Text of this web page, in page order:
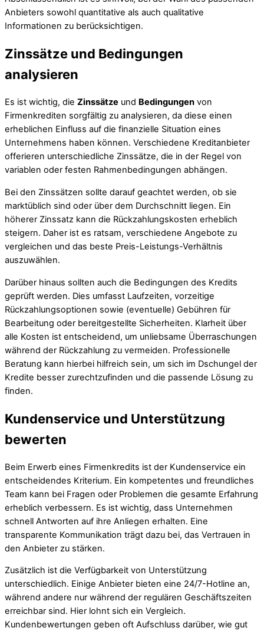
Anbieters sowohl quantitative als auch qualitative
Informationen zu berücksichtigen.
Zinssätze und Bedingungen
analysieren
Es ist wichtig, die Zinssätze und Bedingungen von
Firmenkrediten sorgfältig zu analysieren, da diese einen
erheblichen Einfluss auf die finanzielle Situation eines
Unternehmens haben können. Verschiedene Kreditanbieter
offerieren unterschiedliche Zinssätze, die in der Regel von
variablen oder festen Rahmenbedingungen abhängen.
Bei den Zinssätzen sollte darauf geachtet werden, ob sie
marktüblich sind oder über dem Durchschnitt liegen. Ein
höherer Zinssatz kann die Rückzahlungskosten erheblich
steigern. Daher ist es ratsam, verschiedene Angebote zu
vergleichen und das beste Preis-Leistungs-Verhältnis
auszuwählen.
Darüber hinaus sollten auch die Bedingungen des Kredits
geprüft werden. Dies umfasst Laufzeiten, vorzeitige
Rückzahlungsoptionen sowie (eventuelle) Gebühren für
Bearbeitung oder bereitgestellte Sicherheiten. Klarheit über
alle Kosten ist entscheidend, um unliebsame Überraschungen
während der Rückzahlung zu vermeiden. Professionelle
Beratung kann hierbei hilfreich sein, um sich im Dschungel der
Kredite besser zurechtzufinden und die passende Lösung zu
finden.
Kundenservice und Unterstützung
bewerten
Beim Erwerb eines Firmenkredits ist der Kundenservice ein
entscheidendes Kriterium. Ein kompetentes und freundliches
Team kann bei Fragen oder Problemen die gesamte Erfahrung
erheblich verbessern. Es ist wichtig, dass Unternehmen
schnell Antworten auf ihre Anliegen erhalten. Eine
transparente Kommunikation trägt dazu bei, das Vertrauen in
den Anbieter zu stärken.
Zusätzlich ist die Verfügbarkeit von Unterstützung
unterschiedlich. Einige Anbieter bieten eine 24/7-Hotline an,
während andere nur während der regulären Geschäftszeiten
erreichbar sind. Hier lohnt sich ein Vergleich.
Kundenbewertungen geben oft Aufschluss darüber, wie gut